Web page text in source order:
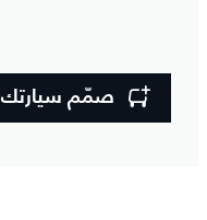
صمّم سيارتك